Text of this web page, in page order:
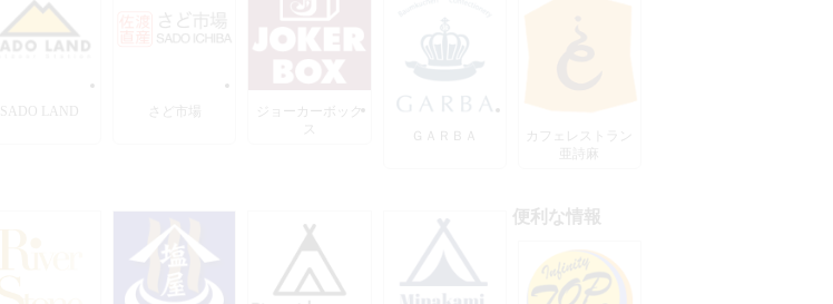
SADO LAND さど市場
ジョーカーボック
ス
ＧＡＲＢＡ
カフェレストラン
便利な情報